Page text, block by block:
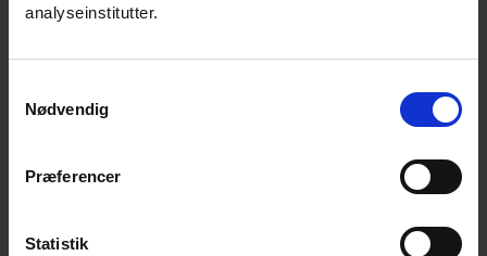
analyseinstitutter.
Nødvendig
Præferencer
Statistik
de vigtige budskaber fra
byggematerialer. Der er nemlig brug for
meget mere viden om byggematerialerne, så
efterspørger et klimaregnskab, som giver et